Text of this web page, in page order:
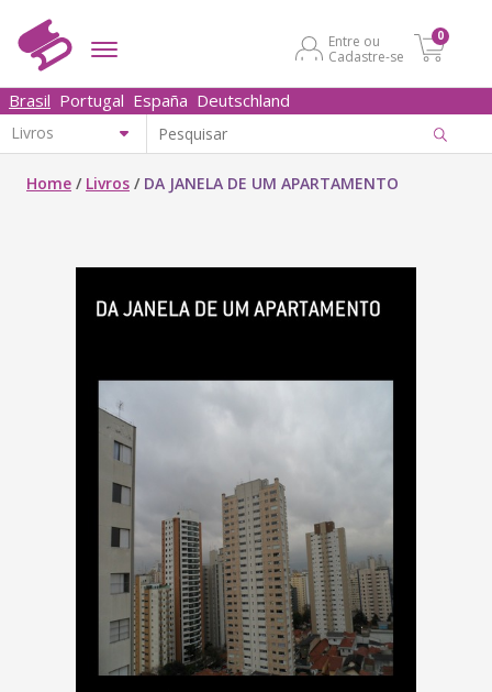
Entre ou
Cadastre-se
0
Brasil Portugal España Deutschland
Home / Livros / DA JANELA DE UM APARTAMENTO